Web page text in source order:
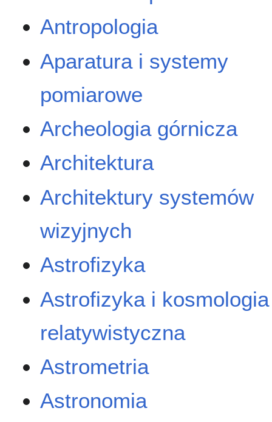
Antropologia
Aparatura i systemy
pomiarowe
Archeologia górnicza
Architektura
Architektury systemów
wizyjnych
Astrofizyka
Astrofizyka i kosmologia
relatywistyczna
Astrometria
Astronomia